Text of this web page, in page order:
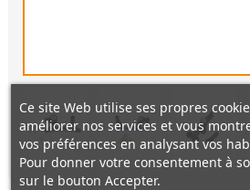
Ce site Web utilise ses propres
améliorer nos services et vous
vos préférences en analysant vos
Pour donner votre consentement à
sur le bouton Accepter.